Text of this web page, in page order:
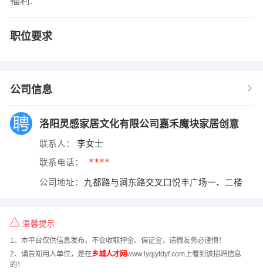
职位要求
公司信息
洛阳灵感家居文化有限公司嘉禾魔块家居创意
联系人： 李女士
联系电话： ****
公司地址： 九都路与涧东路交叉口悦丰广场一、二楼
温馨提示
1、本平台仅供信息发布，不会收取押金、保证金，请微友务必谨慎！
2、请告知用人单位，是在乡城人才网www.lyqjytdyf.com上看到该招聘信息
的！